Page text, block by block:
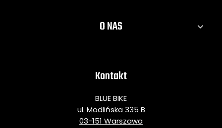
O NAS
Kontakt
BLUE BIKE
ul. Modlińska 335 B
03-151 Warszawa